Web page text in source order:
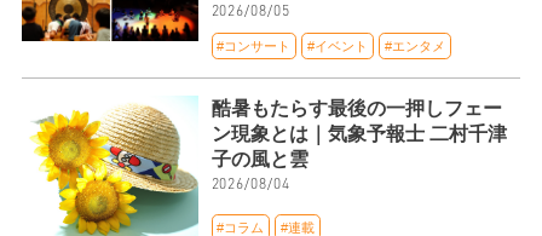
2026/08/05
#コンサート #イベント #エンタメ
酷暑もたらす最後の一押しフェー
ン現象とは｜気象予報士 二村千津
子の風と雲
2026/08/04
#コラム #連載